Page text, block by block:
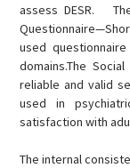
assess DESR.
used
domains.The
reliable and valid
used in
satisfaction with
The internal